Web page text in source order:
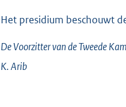
Het presidium beschouwt
De Voorzitter van de Tweede
K.Arib